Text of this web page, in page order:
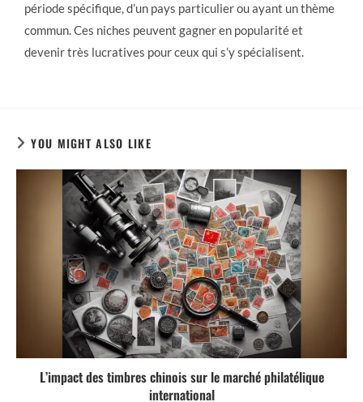
période spécifique, d’un pays particulier ou ayant un thème
commun. Ces niches peuvent gagner en popularité et
devenir très lucratives pour ceux qui s’y spécialisent.
YOU MIGHT ALSO LIKE
L’impact des timbres chinois sur le marché philatélique
international